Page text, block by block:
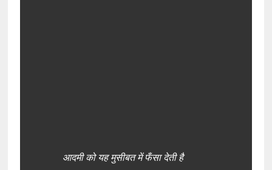
आदमी को यह मुसीबत में फँसा देती है